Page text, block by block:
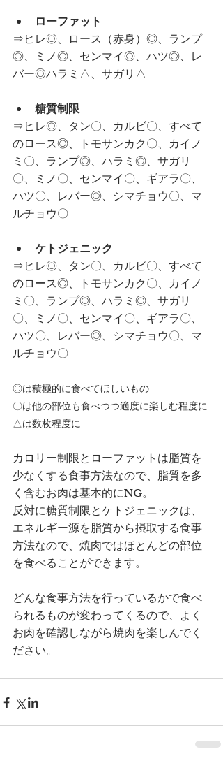
ローファット
⇒ヒレ◎、ロース（赤身）◎、ランプ
◎、ミノ◎、センマイ◎、ハツ◎、レ
バー◎ハラミ△、サガリ△
糖質制限
⇒ヒレ◎、タン〇、カルビ〇、すべて
のロース◎、トモサンカク〇、カイノ
ミ〇、ランプ◎、ハラミ◎、サガリ
〇、ミノ〇、センマイ〇、ギアラ〇、
ハツ〇、レバー◎、シマチョウ〇、マ
ルチョウ〇
ケトジェニック
⇒ヒレ◎、タン〇、カルビ〇、すべて
のロース◎、トモサンカク〇、カイノ
ミ〇、ランプ◎、ハラミ◎、サガリ
〇、ミノ〇、センマイ〇、ギアラ〇、
ハツ〇、レバー◎、シマチョウ〇、マ
ルチョウ〇
◎は積極的に食べてほしいもの
〇は他の部位も食べつつ適度に楽しむ程度に
△は数枚程度に
カロリー制限とローファットは脂質を
少なくする食事方法なので、脂質を多
く含むお肉は基本的にNG。
反対に糖質制限とケトジェニックは、
エネルギー源を脂質から摂取する食事
方法なので、焼肉ではほとんどの部位
を食べることができます。
どんな食事方法を行っているかで食べ
られるものが変わってくるので、よく
お肉を確認しながら焼肉を楽しんでく
ださい。